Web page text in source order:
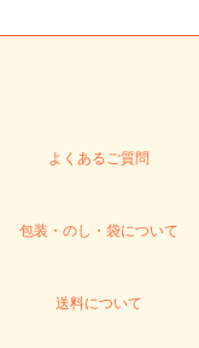
よくあるご質問
包装・のし・袋について
送料について